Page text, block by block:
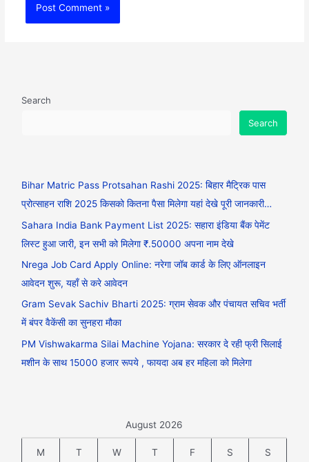
Search
Search
Bihar Matric Pass Protsahan Rashi 2025: बिहार मैट्रिक पास
प्रोत्साहन राशि 2025 किसको कितना पैसा मिलेगा यहां देखे पूरी जानकारी…
Sahara India Bank Payment List 2025: सहारा इंडिया बैंक पेमेंट
लिस्ट हुआ जारी, इन सभी को मिलेगा ₹.50000 अपना नाम देखे
Nrega Job Card Apply Online: नरेगा जॉब कार्ड के लिए ऑनलाइन
आवेदन शुरू, यहाँ से करे आवेदन
Gram Sevak Sachiv Bharti 2025: ग्राम सेवक और पंचायत सचिव भर्ती
में बंपर वैकेंसी का सुनहरा मौका
PM Vishwakarma Silai Machine Yojana: सरकार दे रही फ्री सिलाई
मशीन के साथ 15000 हजार रूपये , फायदा अब हर महिला को मिलेगा
August 2026
M T W T F S S